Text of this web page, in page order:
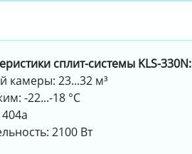
сплит-системы KLS-330N:
камеры: 23...32 м³
-22...-18 °C
2100 Вт